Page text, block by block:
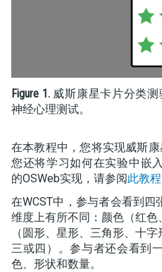
Figure 1.威斯康星卡片分类测
神经心理测试。
在本教程中，您将实现威斯康
您还将学习如何在实验中嵌
的OSWeb实现，请参阅此教程
在WCST中，参与者会看到
维度上有所不同：颜色（红
（圆形、星形、三角形、十
三或四）。参与者还会看到
色、形状和数量。